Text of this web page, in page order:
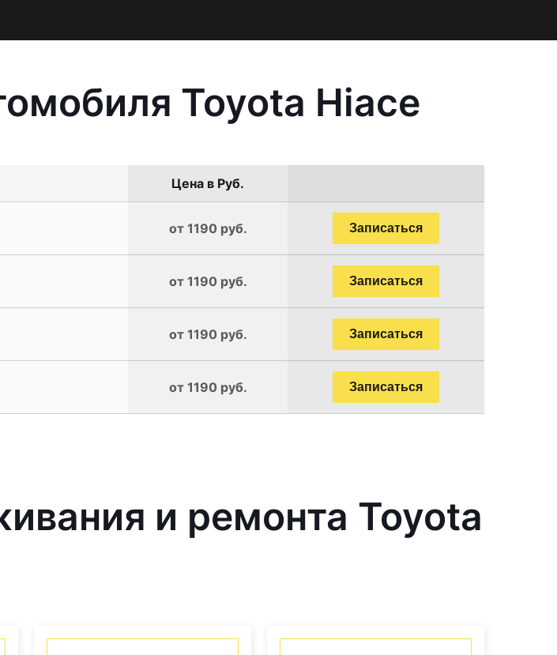
Toyota Hiace
Цена в Руб.
от 1190 руб. Записаться
от 1190 руб. Записаться
от 1190 руб. Записаться
от 1190 руб. Записаться
и ремонта Toyota